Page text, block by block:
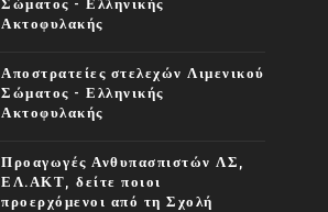
Σώματος - Ελληνικής
Ακτοφυλακής
Αποστρατείες στελεχών Λιμενικού
Σώματος - Ελληνικής
Ακτοφυλακής
Προαγωγές Ανθυπασπιστών ΛΣ,
ΕΛ.ΑΚΤ, δείτε ποιοι
προερχόμενοι από τη Σχολή